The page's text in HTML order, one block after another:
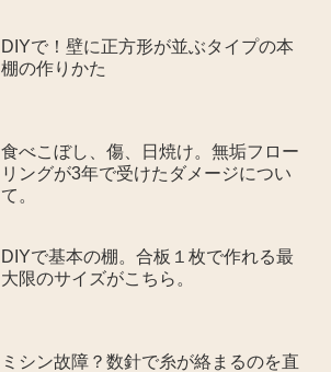
DIYで！壁に正方形が並ぶタイプの本
棚の作りかた
食べこぼし、傷、日焼け。無垢フロー
リングが3年で受けたダメージについ
て。
DIYで基本の棚。合板１枚で作れる最
大限のサイズがこちら。
ミシン故障？数針で糸が絡まるのを直